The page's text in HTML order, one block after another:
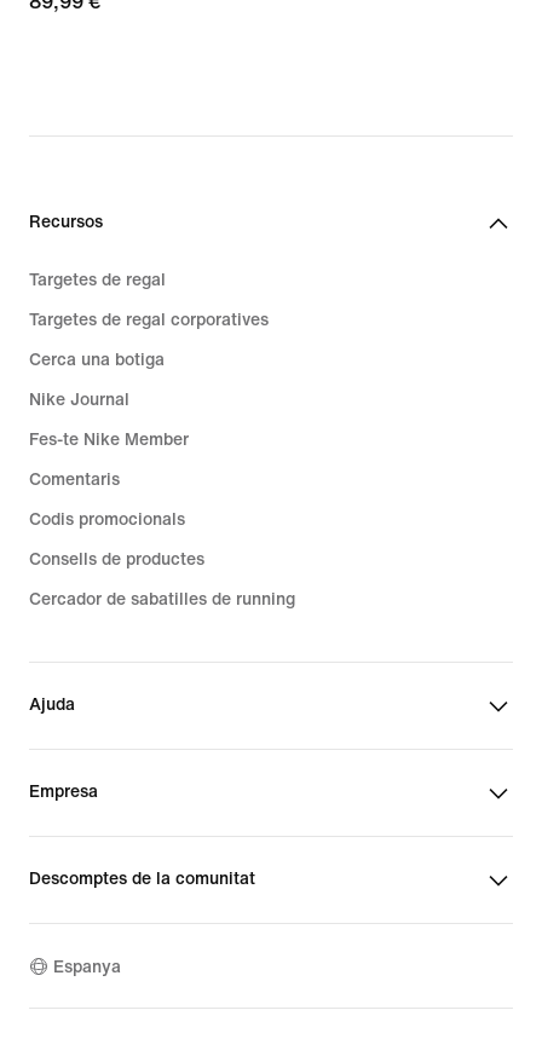
Recursos
Targetes de regal
Targetes de regal corporatives
Cerca una botiga
Nike Journal
Fes-te Nike Member
Comentaris
Codis promocionals
Consells de productes
Cercador de sabatilles de running
Ajuda
Empresa
Descomptes de la comunitat
Espanya